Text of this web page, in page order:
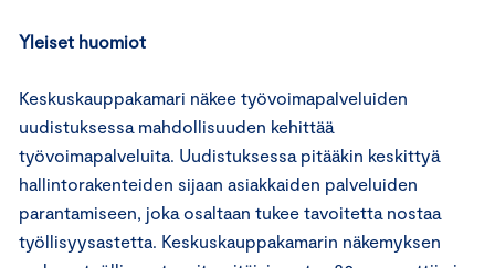
Yleiset huomiot
Keskuskauppakamari näkee työvoimapalveluiden
uudistuksessa mahdollisuuden kehittää
työvoimapalveluita. Uudistuksessa pitääkin keskittyä
hallintorakenteiden sijaan asiakkaiden palveluiden
parantamiseen, joka osaltaan tukee tavoitetta nostaa
työllisyysastetta. Keskuskauppakamarin näkemyksen